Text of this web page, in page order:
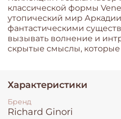
классической формы
утопический мир
фантастическими
вызывать волнение и
скрытые смыслы, которые
Характеристики
Бренд
Richard Ginori